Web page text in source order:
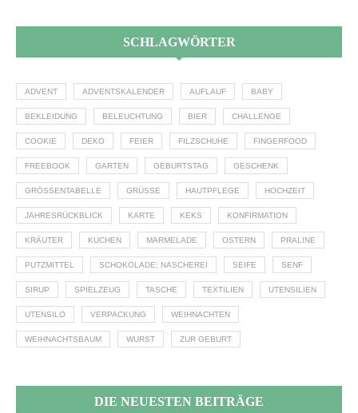
SCHLAGWÖRTER
ADVENT ADVENTSKALENDER AUFLAUF BABY
BEKLEIDUNG BELEUCHTUNG BIER CHALLENGE
COOKIE DEKO FEIER FILZSCHUHE FINGERFOOD
FREEBOOK GARTEN GEBURTSTAG GESCHENK
GRÖSSENTABELLE GRÜSSE HAUTPFLEGE HOCHZEIT
JAHRESRÜCKBLICK KARTE KEKS KONFIRMATION
KRÄUTER KUCHEN MARMELADE OSTERN PRALINE
PUTZMITTEL SCHOKOLADE; NASCHEREI SEIFE SENF
SIRUP SPIELZEUG TASCHE TEXTILIEN UTENSILIEN
UTENSILO VERPACKUNG WEIHNACHTEN
WEIHNACHTSBAUM WURST ZUR GEBURT
DIE NEUESTEN BEITRÄGE